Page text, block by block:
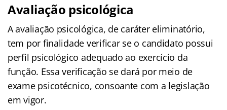
Avaliação psicológica
A avaliação psicológica, de caráter eliminatório,
tem por finalidade verificar se o candidato possui
perfil psicológico adequado ao exercício da
função. Essa verificação se dará por meio de
exame psicotécnico, consoante com a legislação
em vigor.